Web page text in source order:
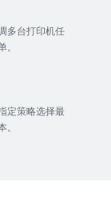
多台打印机任
。
定策略选择最
。